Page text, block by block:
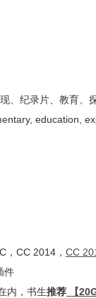
、纪录片、教育
education,
，CC 2014， CC
件
内，书生推荐 【